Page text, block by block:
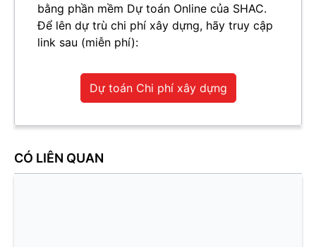
bằng phần mềm Dự toán Online của SHAC.
Để lên dự trù chi phí xây dựng, hãy truy cập
link sau (miễn phí):
Dự toán Chi phí xây dựng
CÓ LIÊN QUAN